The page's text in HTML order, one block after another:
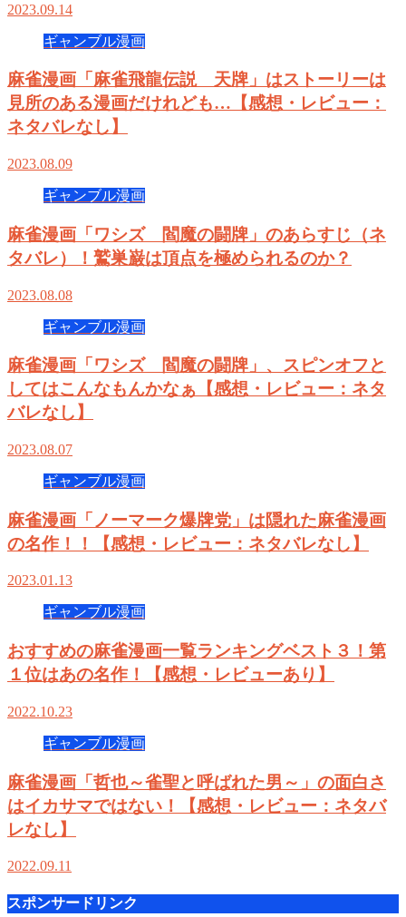
2023.09.14
ギャンブル漫画
麻雀漫画「麻雀飛龍伝説 天牌」はストーリーは
見所のある漫画だけれども…【感想・レビュー：
ネタバレなし】
2023.08.09
ギャンブル漫画
麻雀漫画「ワシズ 閻魔の闘牌」のあらすじ（ネ
タバレ）！鷲巣巌は頂点を極められるのか？
2023.08.08
ギャンブル漫画
麻雀漫画「ワシズ 閻魔の闘牌」、スピンオフと
してはこんなもんかなぁ【感想・レビュー：ネタ
バレなし】
2023.08.07
ギャンブル漫画
麻雀漫画「ノーマーク爆牌党」は隠れた麻雀漫画
の名作！！【感想・レビュー：ネタバレなし】
2023.01.13
ギャンブル漫画
おすすめの麻雀漫画一覧ランキングベスト３！第
１位はあの名作！【感想・レビューあり】
2022.10.23
ギャンブル漫画
麻雀漫画「哲也～雀聖と呼ばれた男～」の面白さ
はイカサマではない！【感想・レビュー：ネタバ
レなし】
2022.09.11
スポンサードリンク